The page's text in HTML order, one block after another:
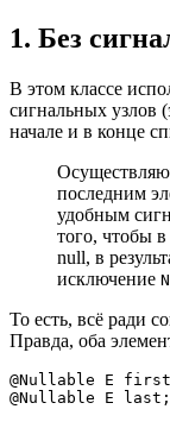
1. Без
В этом классе
сигнальных узлов
начале и в конце
последним
удобным
того, чтобы в
null, в
исключение
То есть, всё ради
Правда, оба
@Nullable E
@Nullable E last;